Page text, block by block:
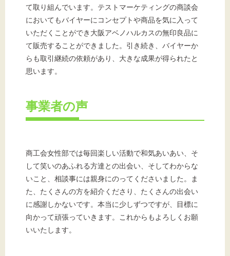
て取り組んでいます。テストマーケティングの商談会
においてもバイヤーにコンセプトや商品を気に入って
いただくことができ大阪アベノハルカスの無印良品に
て販売することができました。引き続き、バイヤーか
らも取引継続の依頼があり、大きな成果が得られたと
思います。
事業者の声
商工会女性部では毎回楽しい活動で和気あいあい、そ
して笑いのあふれる方達との出会い、そしてわからな
いこと、相談事には親身にのってくださいました。ま
た、たくさんの方を紹介くださり、たくさんの出会い
に感謝しかないです。本当に少しずつですが、目標に
向かって頑張っていきます。これからもよろしくお願
いいたします。